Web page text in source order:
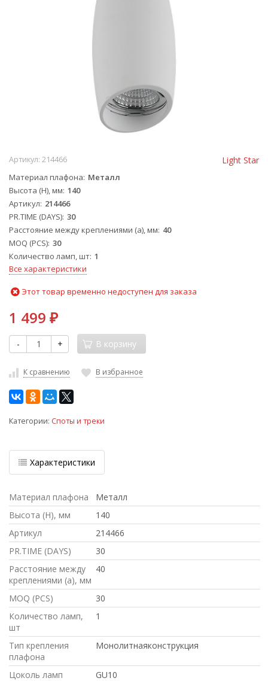
Light Star
Артикул: 214466
Материал плафона Металл
Высота (H), мм 140
Артикул 214466
PR.TIME (DAYS) 30
Расстояние между креплениями (a), мм 40
MOQ (PCS) 30
Количество ламп, шт 1
Все характеристики
Этот товар временно недоступен для заказа
1 499 ₽
- + В корзину
К сравнению В избранное
Категории: Споты и треки
Характеристики
Материал плафона
Металл
Высота (H), мм
140
Артикул
214466
PR.TIME (DAYS)
30
Расстояние между
креплениями (a), мм
40
MOQ (PCS)
30
Количество ламп,
шт
1
Тип крепления
плафона
Монолитнаяконструкция
Цоколь ламп
GU10